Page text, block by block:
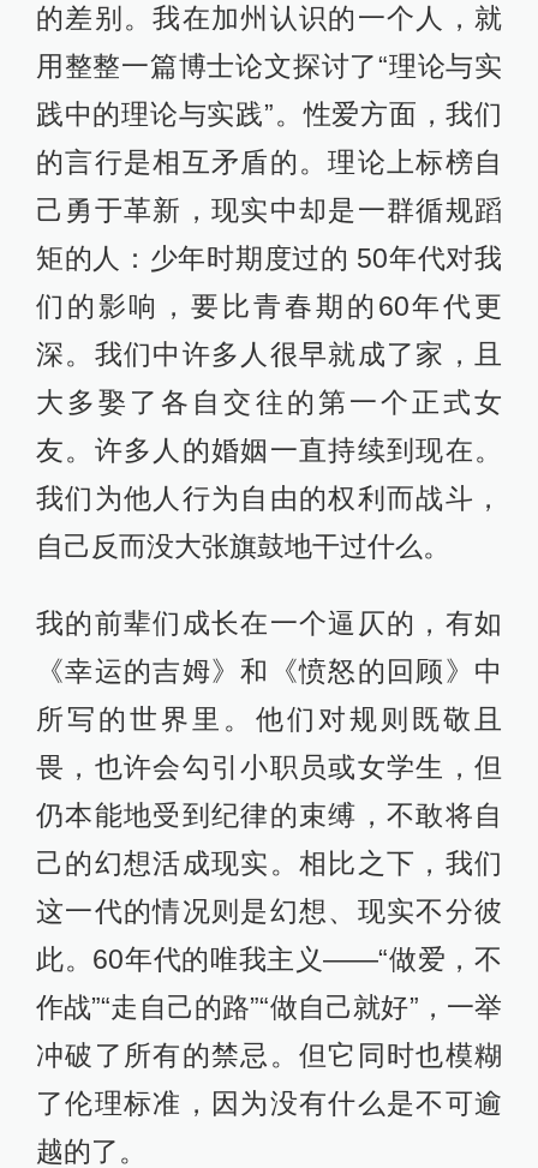
的差别。我在加州认识的一个人，就
用整整一篇博士论文探讨了“理论与实
践中的理论与实践”。性爱方面，我们
的言行是相互矛盾的。理论上标榜自
己勇于革新，现实中却是一群循规蹈
矩的人：少年时期度过的 50年代对我
们的影响，要比青春期的60年代更
深。我们中许多人很早就成了家，且
大多娶了各自交往的第一个正式女
友。许多人的婚姻一直持续到现在。
我们为他人行为自由的权利而战斗，
自己反而没大张旗鼓地干过什么。
我的前辈们成长在一个逼仄的，有如
《幸运的吉姆》和《愤怒的回顾》中
所写的世界里。他们对规则既敬且
畏，也许会勾引小职员或女学生，但
仍本能地受到纪律的束缚，不敢将自
己的幻想活成现实。相比之下，我们
这一代的情况则是幻想、现实不分彼
此。60年代的唯我主义——“做爱，不
作战”“走自己的路”“做自己就好”，一举
冲破了所有的禁忌。但它同时也模糊
了伦理标准，因为没有什么是不可逾
越的了。